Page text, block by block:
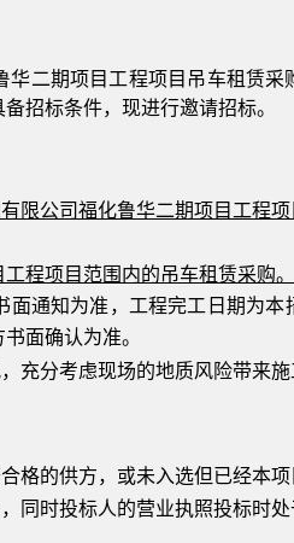
华二期项目 工程项目 吊车租赁采
招标条件，现进行邀请招标。
限公司福化鲁华二期项目 工程项
工程项目 范围内的吊车租赁采购。
通知为准， 工程完工日期为本
面确认为准。
充分考虑现场的地质风险带来
格的供方，或未入选但已经本项
，同时投标人的营业执照投标时